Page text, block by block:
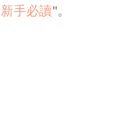
新手必讀"。